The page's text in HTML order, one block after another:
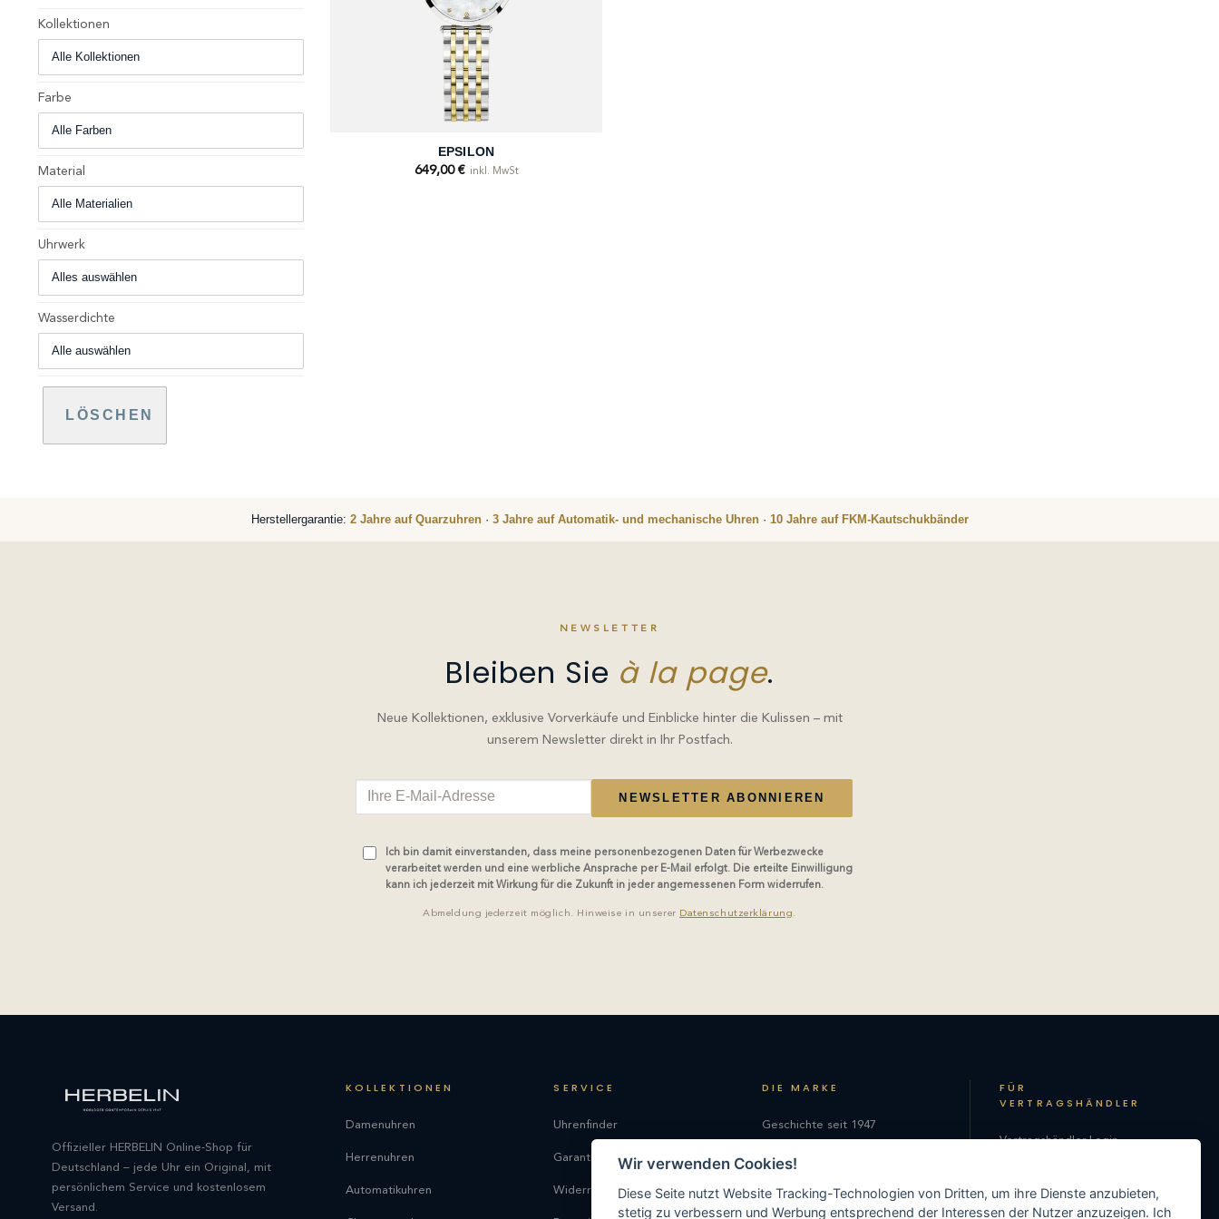
Kollektionen
Farbe
Material
Uhrwerk
Wasserdichte
LÖSCHEN
EPSILON
649,00 € inkl. MwSt
Herstellergarantie: 2 Jahre auf Quarzuhren· 3 Jahre auf Automatik- und mechanische Uhren· 10 Jahre auf FKM-Kautschukbänder
NEWSLETTER
Bleiben Sie à la page.
Neue Kollektionen, exklusive Vorverkäufe und Einblicke hinter die Kulissen – mit
unserem Newsletter direkt in Ihr Postfach.
NEWSLETTER ABONNIEREN
Ich bin damit einverstanden, dass meine personenbezogenen Daten für Werbezwecke
verarbeitet werden und eine werbliche Ansprache per E-Mail erfolgt. Die erteilte Einwilligung
kann ich jederzeit mit Wirkung für die Zukunft in jeder angemessenen Form widerrufen.
Abmeldung jederzeit möglich. Hinweise in unserer Datenschutzerklärung.
Offizieller HERBELIN Online-Shop für
Deutschland – jede Uhr ein Original, mit
persönlichem Service und kostenlosem
Versand.
KOLLEKTIONEN
Damenuhren
Herrenuhren
Automatikuhren
SERVICE
Uhrenfinder
Garantie
Widerrufsrecht
DIE MARKE
Geschichte seit 1947
Philosophie
Produktion
FÜR
VERTRAGSHÄNDLER
Vertragshändler-Login
registrieren
Wir verwenden Cookies!
Diese Seite nutzt Website Tracking-Technologien von Dritten, um ihre Dienste anzubieten,
stetig zu verbessern und Werbung entsprechend der Interessen der Nutzer anzuzeigen. Ich